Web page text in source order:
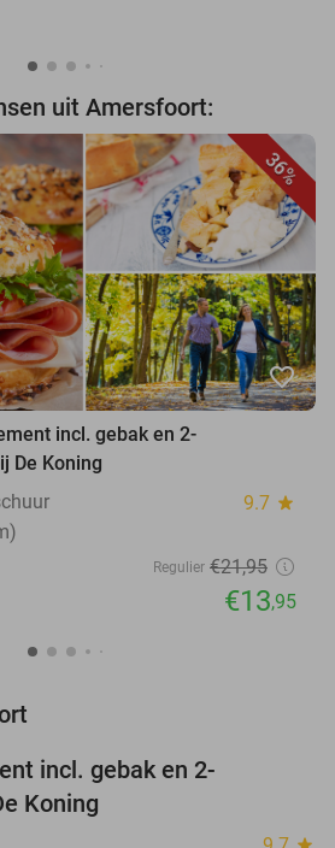
uit Amersfoort:
36%
favorite_border
incl. gebak en 2-
De Koning
9.7 star
Regulier €21,95
€13,95
incl. gebak en 2-
Koning